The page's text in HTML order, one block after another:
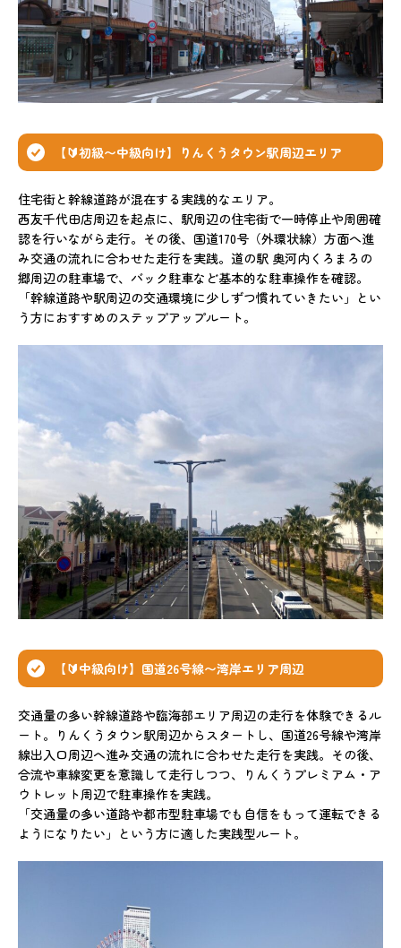
【🔰初級〜中級向け】りんくうタウン駅周辺エリア
住宅街と幹線道路が混在する実践的なエリア。
西友千代田店周辺を起点に、駅周辺の住宅街で一時停止や周囲確
認を行いながら走行。その後、国道170号（外環状線）方面へ進
み交通の流れに合わせた走行を実践。道の駅 奥河内くろまろの
郷周辺の駐車場で、バック駐車など基本的な駐車操作を確認。
「幹線道路や駅周辺の交通環境に少しずつ慣れていきたい」とい
う方におすすめのステップアップルート。
【🔰中級向け】国道26号線〜湾岸エリア周辺
交通量の多い幹線道路や臨海部エリア周辺の走行を体験できるル
ート。りんくうタウン駅周辺からスタートし、国道26号線や湾岸
線出入口周辺へ進み交通の流れに合わせた走行を実践。その後、
合流や車線変更を意識して走行しつつ、りんくうプレミアム・ア
ウトレット周辺で駐車操作を実践。
「交通量の多い道路や都市型駐車場でも自信をもって運転できる
ようになりたい」という方に適した実践型ルート。